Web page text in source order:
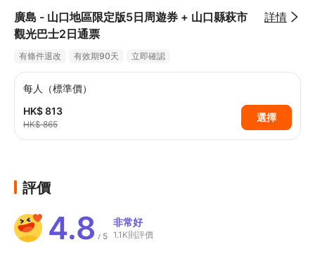
廣島 - 山口地區限定版5日周遊券 + 山口縣萩市
觀光巴士2日通票
詳情
有條件退改 有效期90天 立即確認
每人（標準價）
HK$ 813
HK$ 865
選擇
評價
4.8 / 5
非常好
1.1K則評價